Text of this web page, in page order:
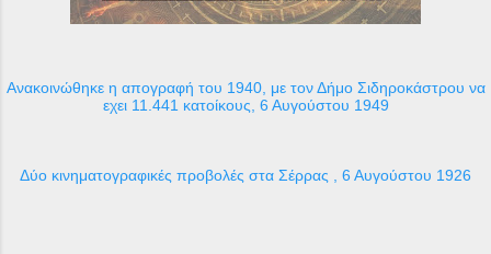
Ανακοινώθηκε η απογραφή του 1940, με τον Δήμο Σιδηροκάστρου να
εχει 11.441 κατοίκους, 6 Αυγούστου 1949
Δύο κινηματογραφικές προβολές στα Σέρρας , 6 Αυγούστου 1926